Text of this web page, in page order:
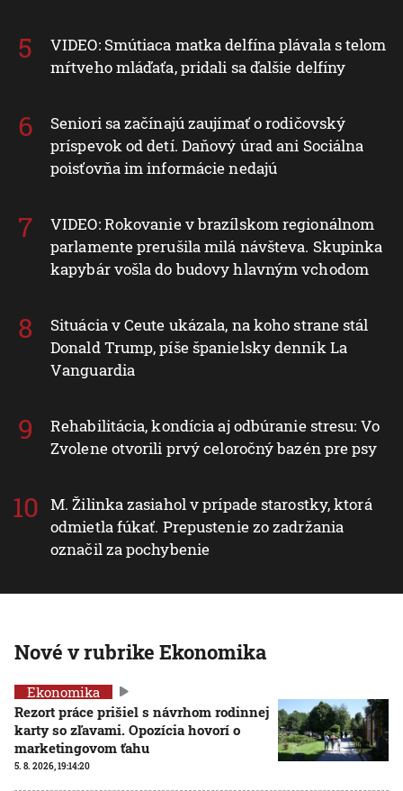
VIDEO: Smútiaca matka delfína plávala s telom
mŕtveho mláďaťa, pridali sa ďalšie delfíny
Seniori sa začínajú zaujímať o rodičovský
príspevok od detí. Daňový úrad ani Sociálna
poisťovňa im informácie nedajú
VIDEO: Rokovanie v brazílskom regionálnom
parlamente prerušila milá návšteva. Skupinka
kapybár vošla do budovy hlavným vchodom
Situácia v Ceute ukázala, na koho strane stál
Donald Trump, píše španielsky denník La
Vanguardia
Rehabilitácia, kondícia aj odbúranie stresu: Vo
Zvolene otvorili prvý celoročný bazén pre psy
M. Žilinka zasiahol v prípade starostky, ktorá
odmietla fúkať. Prepustenie zo zadržania
označil za pochybenie
Nové v rubrike Ekonomika
Ekonomika
Rezort práce prišiel s návrhom rodinnej
karty so zľavami. Opozícia hovorí o
marketingovom ťahu
5. 8. 2026, 19:14:20